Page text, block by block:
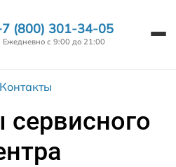
(800) 301-34-05
Ежедневно с 9:00 до 21:00
Контакты
сервисного